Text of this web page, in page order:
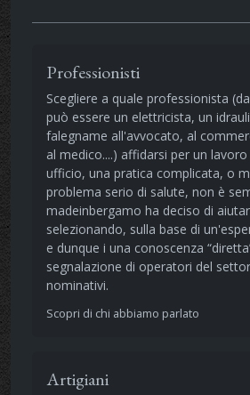
Professionisti
Scegliere a quale professionista
può essere un elettricista, un
falegname all'avvocato, al
al medico....) affidarsi per un
ufficio, una pratica complicata, o
problema serio di salute, non è
madeinbergamo ha deciso di
selezionando, sulla base di
e dunque i una conoscenza
segnalazione di operatori del
nominativi.
Scopri di chi abbiamo parlato
Artigiani